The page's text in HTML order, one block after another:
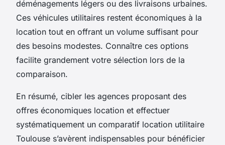
déménagements légers ou des livraisons urbaines.
Ces véhicules utilitaires restent économiques à la
location tout en offrant un volume suffisant pour
des besoins modestes. Connaître ces options
facilite grandement votre sélection lors de la
comparaison.
En résumé, cibler les agences proposant des
offres économiques location et effectuer
systématiquement un comparatif location utilitaire
Toulouse s’avèrent indispensables pour bénéficier